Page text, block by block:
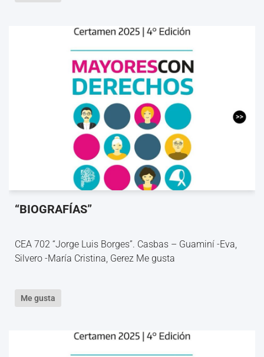
“BIOGRAFÍAS”
CEA 702 “Jorge Luis Borges”. Casbas – Guaminí -Eva,
Silvero -María Cristina, Gerez Me gusta
Me gusta